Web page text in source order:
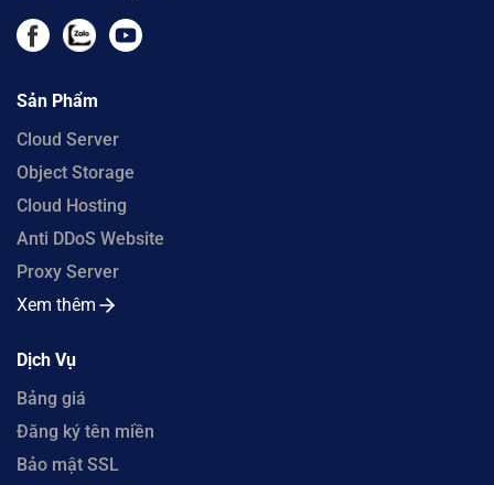
Sản Phẩm
Cloud Server
Object Storage
Cloud Hosting
Anti DDoS Website
Proxy Server
Xem thêm
Dịch Vụ
Bảng giá
Đăng ký tên miền
Bảo mật SSL